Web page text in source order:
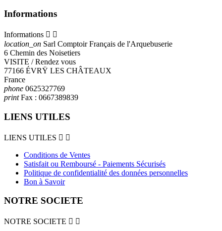
Informations
Informations  
location_on Sarl Comptoir Français de l'Arquebuserie
6 Chemin des Noisetiers
VISITE / Rendez vous
77166 ÉVRŸ LES CHÂTEAUX
France
phone 0625327769
printFax : 0667389839
LIENS UTILES
LIENS UTILES  
Conditions de Ventes
Satisfait ou Remboursé - Paiements Sécurisés
Politique de confidentialité des données personnelles
Bon à Savoir
NOTRE SOCIETE
NOTRE SOCIETE  